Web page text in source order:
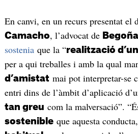
En canvi, en un recurs presentat el
Camacho, l’advocat de
sosteniaque la “realització
per a qui treballes i amb la qual
d’amistatmai pot interpretar-se
entri dins de l’àmbit d’aplicació
tan greu com la malversació”.
sostenibleque aquesta conducta,